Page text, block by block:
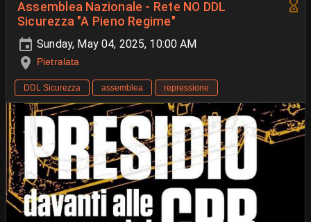
Assemblea Nazionale - Rete NO DDL
Sicurezza "A Pieno Regime"
Sunday, May 04, 2025, 10:00 AM
Pietralata
DDL Sicurezza assemblea repressione